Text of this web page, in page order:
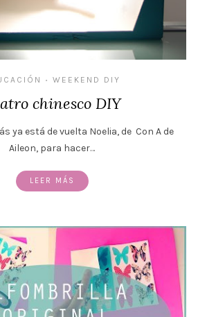
• WEEKEND DIY
chinesco DIY
ya está de vuelta Noelia, de Con A de
Aileon, para hacer…
LEER MÁS